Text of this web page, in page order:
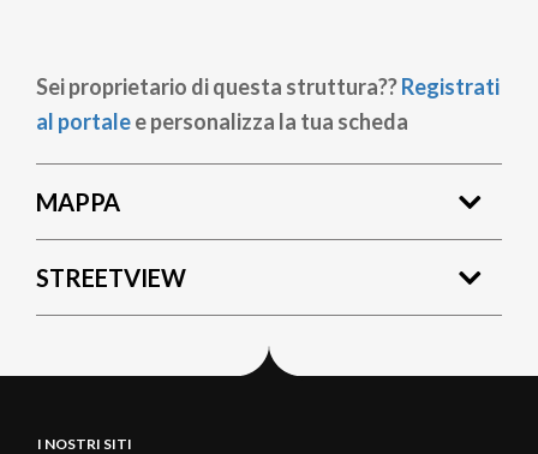
Sei proprietario di questa struttura??Registrati
al portalee personalizza la tua scheda
MAPPA
STREETVIEW
I NOSTRI SITI